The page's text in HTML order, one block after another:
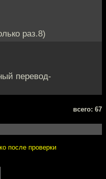
раз.8)
перевод-
всего: 67
после проверки